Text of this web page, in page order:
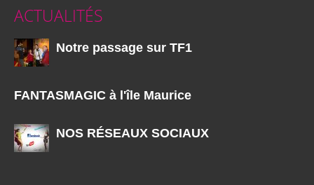
ACTUALITÉS
Notre passage sur TF1
FANTASMAGIC à l'île Maurice
NOS RÉSEAUX SOCIAUX